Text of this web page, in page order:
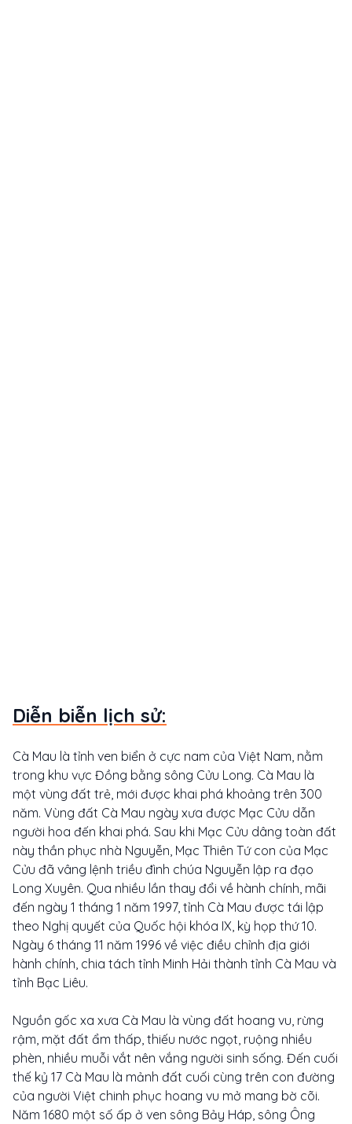
Diễn biễn lịch sử:
Cà Mau là tỉnh ven biển ở cực nam của Việt Nam, nằm
trong khu vực Đồng bằng sông Cửu Long. Cà Mau là
một vùng đất trẻ, mới được khai phá khoảng trên 300
năm. Vùng đất Cà Mau ngày xưa được Mạc Cửu dẫn
người hoa đến khai phá. Sau khi Mạc Cửu dâng toàn đất
này thần phục nhà Nguyễn, Mạc Thiên Tứ con của Mạc
Cửu đã vâng lệnh triều đình chúa Nguyễn lập ra đạo
Long Xuyên. Qua nhiều lần thay đổi về hành chính, mãi
đến ngày 1 tháng 1 năm 1997, tỉnh Cà Mau được tái lập
theo Nghị quyết của Quốc hội khóa IX, kỳ họp thứ 10.
Ngày 6 tháng 11 năm 1996 về việc điều chỉnh địa giới
hành chính, chia tách tỉnh Minh Hải thành tỉnh Cà Mau và
tỉnh Bạc Liêu.
Nguồn gốc xa xưa Cà Mau là vùng đất hoang vu, rừng
rậm, mặt đất ẩm thấp, thiếu nước ngọt, ruộng nhiều
phèn, nhiều muỗi vắt nên vắng người sinh sống. Đến cuối
thế kỷ 17 Cà Mau là mảnh đất cuối cùng trên con đường
của người Việt chinh phục hoang vu mở mang bờ cõi.
Năm 1680 một số ấp ở ven sông Bảy Háp, sông Ông